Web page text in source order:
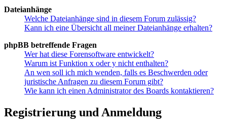
Dateianhänge
Welche Dateianhänge sind in diesem Forum zulässig?
Kann ich eine Übersicht all meiner Dateianhänge erhalten?
phpBB betreffende Fragen
Wer hat diese Forensoftware entwickelt?
Warum ist Funktion x oder y nicht enthalten?
An wen soll ich mich wenden, falls es Beschwerden oder
juristische Anfragen zu diesem Forum gibt?
Wie kann ich einen Administrator des Boards kontaktieren?
Registrierung und Anmeldung